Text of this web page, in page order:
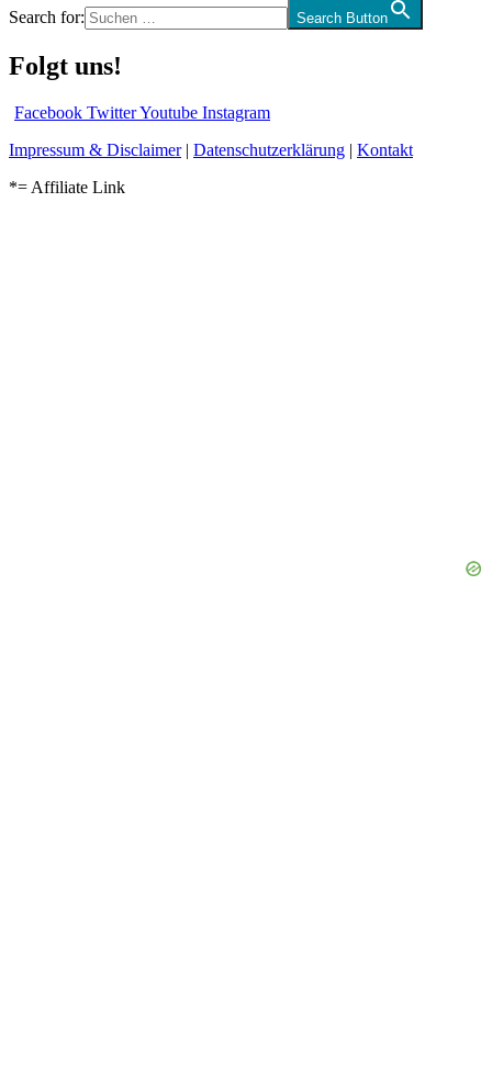
Search for: Search Button
Folgt uns!
Facebook TwitterYoutube Instagram
Impressum & Disclaimer| Datenschutzerklärung | Kontakt
*= Affiliate Link